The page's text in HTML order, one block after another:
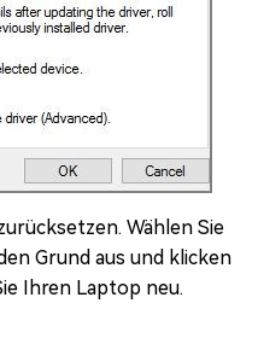
Wählen Sie
Grund aus und klicken
Ihren Laptop neu.